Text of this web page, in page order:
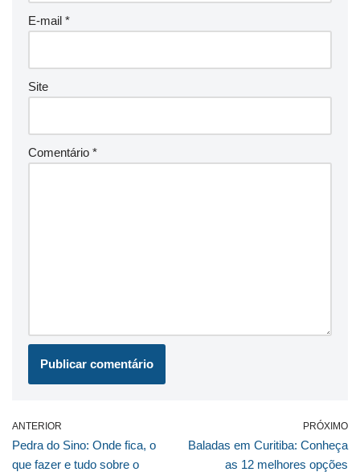
E-mail *
Site
Comentário *
ANTERIOR
Pedra do Sino: Onde fica, o
que fazer e tudo sobre o
PRÓXIMO
Baladas em Curitiba: Conheça
as 12 melhores opções